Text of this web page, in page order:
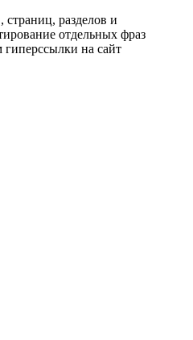
страниц, разделов и
отдельных фраз
гиперссылки на сайт